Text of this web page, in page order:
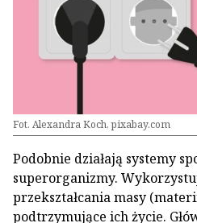
Fot. Alexandra Koch, pixabay.com
Podobnie działają systemy
superorganizmy.
przekształcania masy
podtrzymujące ich życie.